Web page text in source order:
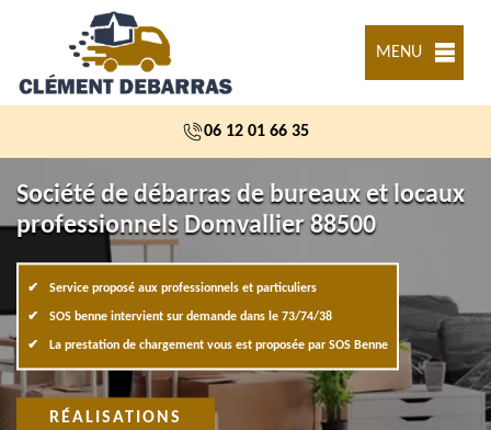
MENU
06 12 01 66 35
Société de débarras de bureaux et locaux
professionnels Domvallier 88500
Service proposé aux professionnels et particuliers
SOS benne intervient sur demande dans le 73/74/38
La prestation de chargement vous est proposée par SOS Benne
RÉALISATIONS